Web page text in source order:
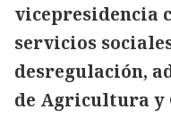
vicepresidencia
servicios
desregulación,
de Agricultura y